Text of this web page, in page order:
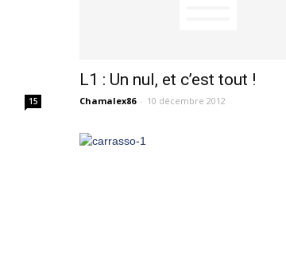
15
L1 : Un nul, et c’est tout !
Chamalex86 - 10 décembre 2012